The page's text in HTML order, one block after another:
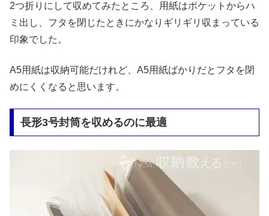
2つ折りにして収めてみたところ、用紙はポケットからハ
ミ出し、フタを閉じたときにかなりギリギリ収まっている
印象でした。
A5用紙は収納可能だけれど、A5用紙ばかりだとフタを閉
めにくくなると思います。
長形3号封筒を収めるのに最適